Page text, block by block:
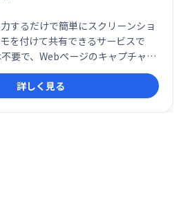
するだけで簡単にスクリーンショ
を付けて共有できるサービスで
要で、Webページのキャプチャと
了。 効率的な情報共有をサポート
詳しく見る